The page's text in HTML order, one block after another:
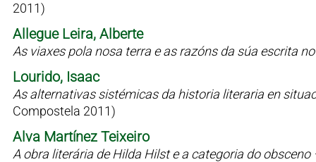
2011)
Allegue Leira, Alberte
As viaxes pola nosa terra e as razóns da súa escrita
Lourido, Isaac
As alternativas sistémicas da historia literaria en
Compostela 2011)
Alva Martínez Teixeiro
A obra literária de Hilda Hilst e a categoria do